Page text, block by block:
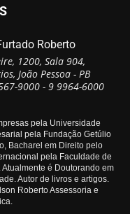
Roberto
1200, Sala 904,
João Pessoa - PB
9000 - 9 9964-6000
pela Universidade
pela Fundação Getúlio
Bacharel em Direito pelo
pela Faculdade de
é Doutorando em
Autor de livros e artigos.
Roberto Assessoria e